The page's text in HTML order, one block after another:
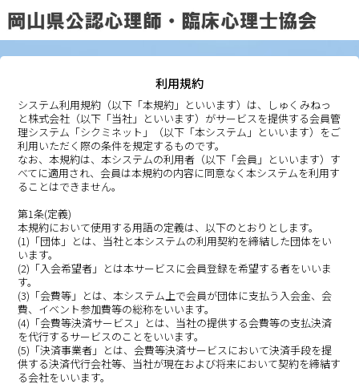
利用規約
システム利用規約（以下「本規約」といいます）は、しゅくみねっ
と株式会社（以下「当社」といいます）がサービスを提供する会員管
理システム「シクミネット」（以下「本システム」といいます）をご
利用いただく際の条件を規定するものです。
なお、本規約は、本システムの利用者（以下「会員」といいます）す
べてに適用され、会員は本規約の内容に同意なく本システムを利用す
ることはできません。
第1条(定義)
本規約において使用する用語の定義は、以下のとおりとします。
(1)「団体」とは、当社と本システムの利用契約を締結した団体をい
います。
(2)「入会希望者」とは本サービスに会員登録を希望する者をいいま
す。
(3)「会費等」とは、本システム上で会員が団体に支払う入会金、会
費、イベント参加費等の総称をいいます。
(4)「会費等決済サービス」とは、当社の提供する会費等の支払決済
を代行するサービスのことをいいます。
(5)「決済事業者」とは、会費等決済サービスにおいて決済手段を提
供する決済代行会社等、当社が現在および将来において契約を締結す
る会社をいいます。